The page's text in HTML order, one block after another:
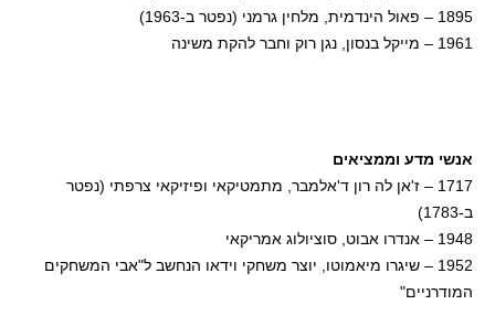
1895 – פאול הינדמית, מלחין גרמני (נפטר ב-1963)
1961 – מייקל בנסון, נגן רוק וחבר להקת משינה
אנשי מדע וממציאים
1717 – ז'אן לה רון ד'אלמבר, מתמטיקאי ופיזיקאי צרפתי (נפטר
ב-1783)
1948 – אנדרו אבוט, סוציולוג אמריקאי
1952 – שיגרו מיאמוטו, יוצר משחקי וידאו הנחשב ל"אבי המשחקים
המודרניים"